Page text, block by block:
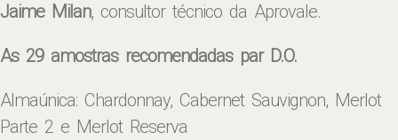
Jaime Milan, consultor técnico da Aprovale.
As 29 amostras recomendadas par D.O.
Almaúnica: Chardonnay, Cabernet Sauvignon, Merlot
Parte 2 e Merlot Reserva